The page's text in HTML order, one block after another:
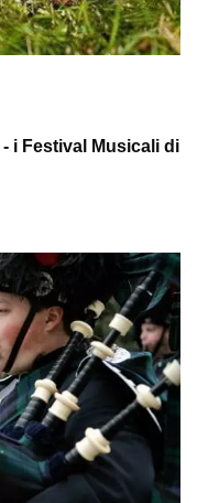
i Festival Musicali di